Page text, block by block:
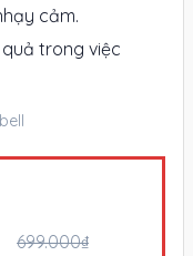
cảm.
trong việc
699.000₫